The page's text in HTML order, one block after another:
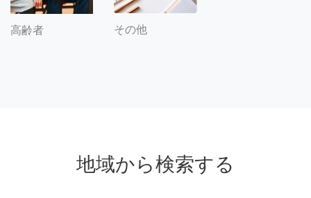
高齢者 その他
地域から検索する